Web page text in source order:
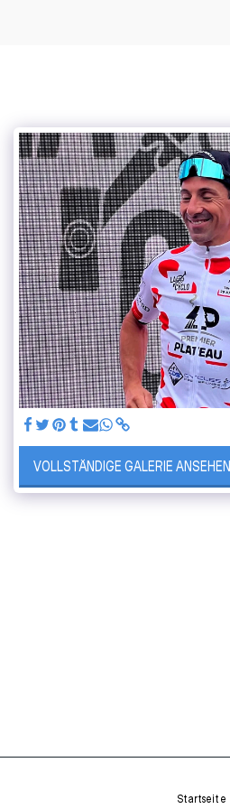
VOLLSTÄNDIGE GALERIE ANSEHEN
Startseite